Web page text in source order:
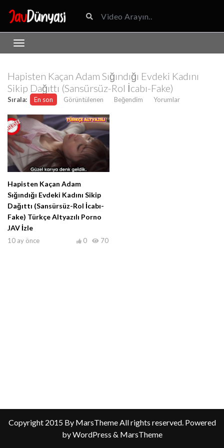
Hapisten Kaçan Adam Sığındığı Evdeki Kadını
Sikip Dağıttı (Sansürsüz-Rol İcabı-Fake)
Sırala: En son Görüntülenen Beğendim Yorumlar
Hapisten Kaçan Adam
Sığındığı Evdeki Kadını Sikip
Dağıttı (Sansürsüz-Rol İcabı-
Fake) Türkçe Altyazılı Porno
JAV İzle
10 ay önce 70
0
Copyright 2015 By MarsTheme All rights reserved. Powered
by WordPress & MarsTheme